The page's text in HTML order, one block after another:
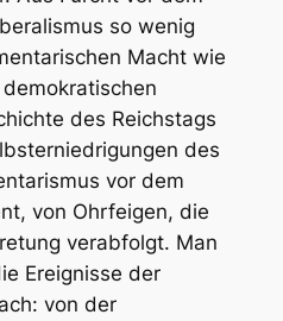
so wenig
Macht wie
des Reichstags
des
vor dem
von Ohrfeigen, die
verabfolgt. Man
Ereignisse der
von der